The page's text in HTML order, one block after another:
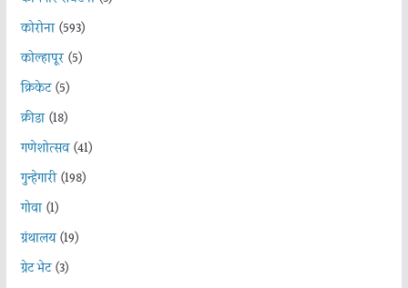
कोरोना(593)
कोल्हापूर(5)
क्रिकेट(5)
क्रीडा(18)
गणेशोत्सव(41)
गुन्हेगारी(198)
गोवा(1)
ग्रंथालय(19)
ग्रेट भेट(3)